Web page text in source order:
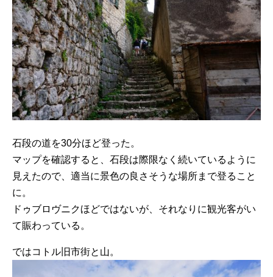
石段の道を30分ほど登った。
マップを確認すると、石段は際限なく続いているように
見えたので、適当に景色の良さそうな場所まで登ること
に。
ドゥブロヴニクほどではないが、それなりに観光客がい
て賑わっている。
ではコトル旧市街と山。